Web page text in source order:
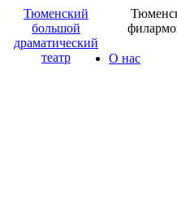
Тюменский
большой
драматический
театр
О нас